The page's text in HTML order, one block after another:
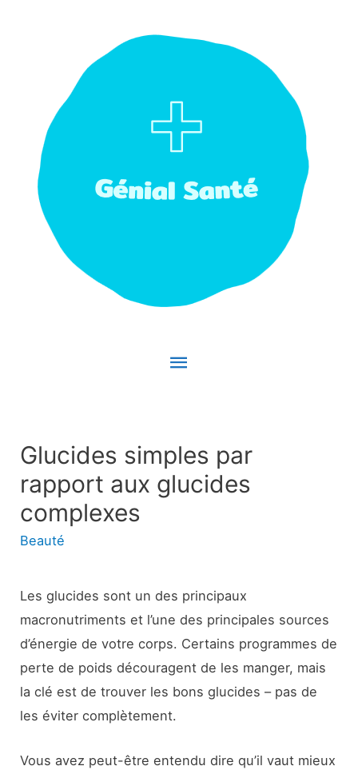
Menu
Glucides simples par
rapport aux glucides
complexes
Beauté
Les glucides sont un des principaux
macronutriments et l’une des principales sources
d’énergie de votre corps. Certains programmes de
perte de poids découragent de les manger, mais
la clé est de trouver les bons glucides – pas de
les éviter complètement.
Vous avez peut-être entendu dire qu’il vaut mieux